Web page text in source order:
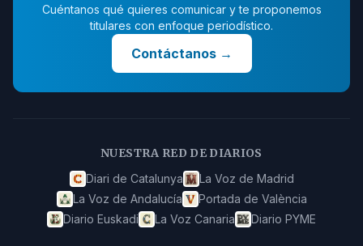
Cuéntanos qué quieres comunicar y te proponemos
titulares con enfoque periodístico.
Contáctanos→
NUESTRA RED DE DIARIOS
Diari de Catalunya
La Voz de Madrid
La Voz de Andalucía
Portada de València
Diario Euskadi
La Voz Canaria Diario PYME